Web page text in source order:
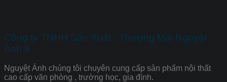
Công ty TNHH Sản Xuất - Thương Mại Nguyệt
Ánh II
Nguyệt Ánh chúng tôi chuyên cung cấp sản phẩm nội thất
cao cấp văn phòng , trường học, gia đình.